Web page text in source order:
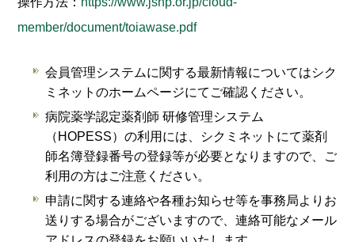
member/document/toiawase.pdf
会員管理システムに関する最新情報についてはシク
ミネットのホームページにてご確認ください。
病院薬学認定薬剤師 研修管理システム
（HOPESS）の利用には、シクミネットにて薬剤
師名簿登録番号の登録等が必要となりますので、ご
利用の方はご注意ください。
申請に関する連絡や各種お知らせ等を事務局よりお
送りする場合がございますので、連絡可能なメール